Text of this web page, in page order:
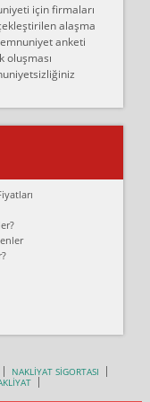
gün
yaptım.
ağrılı
dediler
bir
Çok
için firmaları
alaşma
anketi
NAKLİYAT SİGORTASI